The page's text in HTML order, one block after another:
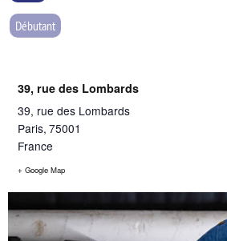
Débutant
39, rue des Lombards
39, rue des Lombards
Paris, 75001
France
+ Google Map